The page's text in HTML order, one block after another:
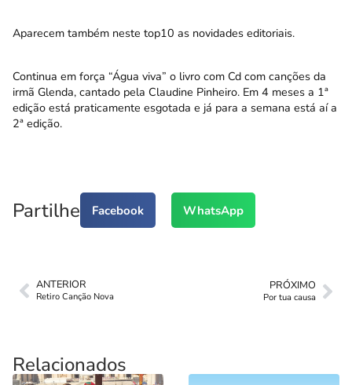
Aparecem também neste top10 as novidades editoriais.
Continua em força “Água viva” o livro com Cd com canções da
irmã Glenda, cantado pela Claudine Pinheiro. Em 4 meses a 1ª
edição está praticamente esgotada e já para a semana está aí a
2ª edição.
Partilhe Facebook WhatsApp
ANTERIOR
Retiro Canção Nova
PRÓXIMO
Por tua causa
Relacionados